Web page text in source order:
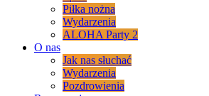
Piłka nożna
Wydarzenia
ALOHA Party 2
O nas
Jak nas słuchać
Wydarzenia
Pozdrowienia